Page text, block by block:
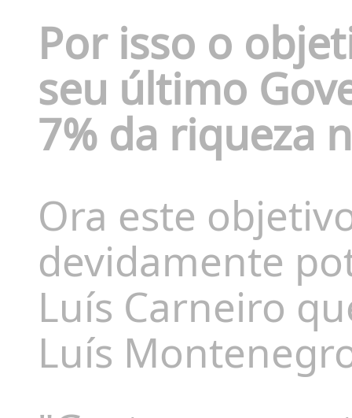
Por isso o
seu último
7% da riqueza
Ora este
devidamente
Luís Carneiro
Luís